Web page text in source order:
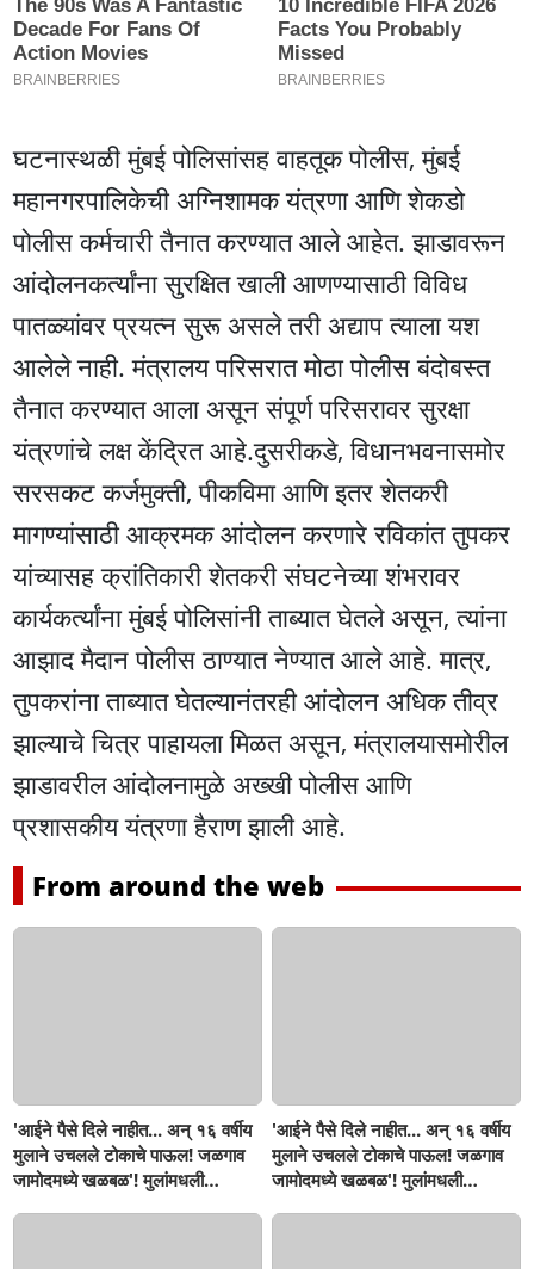
घटनास्थळी मुंबई पोलिसांसह वाहतूक पोलीस, मुंबई
महानगरपालिकेची अग्निशामक यंत्रणा आणि शेकडो
पोलीस कर्मचारी तैनात करण्यात आले आहेत. झाडावरून
आंदोलनकर्त्यांना सुरक्षित खाली आणण्यासाठी विविध
पातळ्यांवर प्रयत्न सुरू असले तरी अद्याप त्याला यश
आलेले नाही. मंत्रालय परिसरात मोठा पोलीस बंदोबस्त
तैनात करण्यात आला असून संपूर्ण परिसरावर सुरक्षा
यंत्रणांचे लक्ष केंद्रित आहे.दुसरीकडे, विधानभवनासमोर
सरसकट कर्जमुक्ती, पीकविमा आणि इतर शेतकरी
मागण्यांसाठी आक्रमक आंदोलन करणारे रविकांत तुपकर
यांच्यासह क्रांतिकारी शेतकरी संघटनेच्या शंभरावर
कार्यकर्त्यांना मुंबई पोलिसांनी ताब्यात घेतले असून, त्यांना
आझाद मैदान पोलीस ठाण्यात नेण्यात आले आहे. मात्र,
तुपकरांना ताब्यात घेतल्यानंतरही आंदोलन अधिक तीव्र
झाल्याचे चित्र पाहायला मिळत असून, मंत्रालयासमोरील
झाडावरील आंदोलनामुळे अख्खी पोलीस आणि
प्रशासकीय यंत्रणा हैराण झाली आहे.
From around the web
'आईने पैसे दिले नाहीत... अन् १६ वर्षीय
मुलाने उचलले टोकाचे पाऊल! जळगाव
जामोदमध्ये खळबळ'! मुलांमधली
'आईने पैसे दिले नाहीत... अन् १६ वर्षीय
मुलाने उचलले टोकाचे पाऊल! जळगाव
जामोदमध्ये खळबळ'! मुलांमधली